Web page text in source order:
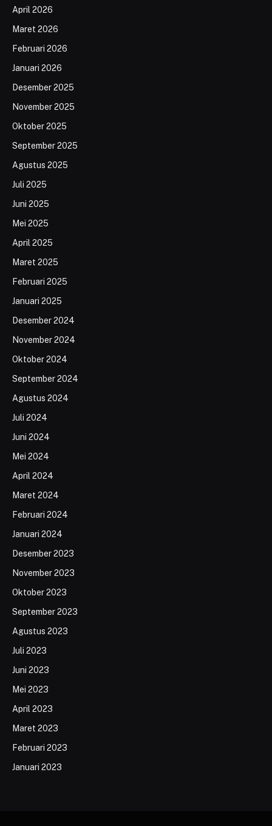
April 2026
Maret 2026
Februari 2026
Januari 2026
Desember 2025
November 2025
Oktober 2025
September 2025
Agustus 2025
Juli 2025
Juni 2025
Mei 2025
April 2025
Maret 2025
Februari 2025
Januari 2025
Desember 2024
November 2024
Oktober 2024
September 2024
Agustus 2024
Juli 2024
Juni 2024
Mei 2024
April 2024
Maret 2024
Februari 2024
Januari 2024
Desember 2023
November 2023
Oktober 2023
September 2023
Agustus 2023
Juli 2023
Juni 2023
Mei 2023
April 2023
Maret 2023
Februari 2023
Januari 2023